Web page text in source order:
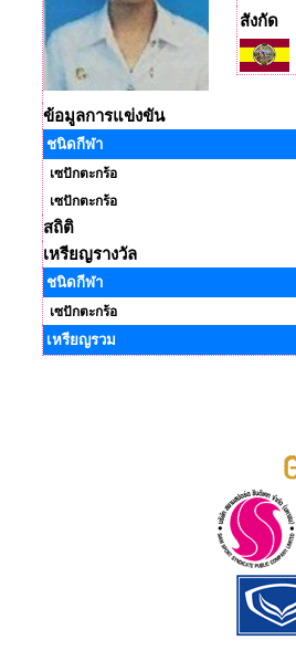
สังกัด
ข้อมูลการแข่งขัน
ชนิดกีฬา
เซปักตะกร้อ
เซปักตะกร้อ
สถิติ
เหรียญรางวัล
ชนิดกีฬา
เซปักตะกร้อ
เหรียญรวม